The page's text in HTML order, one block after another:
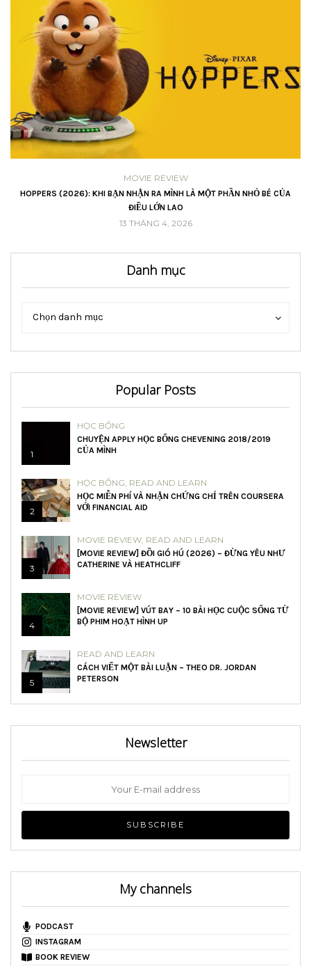
MOVIE REVIEW
HOPPERS (2026): KHI BẠN NHẬN RA MÌNH LÀ MỘT PHẦN NHỎ BÉ CỦA
ĐIỀU LỚN LAO
13 THÁNG 4, 2026
Danh mục
Chọn danh mục
Danh
Popular Posts
1
HỌC BỔNG
CHUYỆN APPLY HỌC BỔNG CHEVENING 2018/2019
CỦA MÌNH
2
HỌC BỔNG, READ AND LEARN
HỌC MIỄN PHÍ VÀ NHẬN CHỨNG CHỈ TRÊN COURSERA
VỚI FINANCIAL AID
3
MOVIE REVIEW, READ AND LEARN
[MOVIE REVIEW] ĐỒI GIÓ HÚ (2026) – ĐỪNG YÊU NHƯ
CATHERINE VÀ HEATHCLIFF
4
MOVIE REVIEW
[MOVIE REVIEW] VÚT BAY – 10 BÀI HỌC CUỘC SỐNG TỪ
BỘ PHIM HOẠT HÌNH UP
5
READ AND LEARN
CÁCH VIẾT MỘT BÀI LUẬN – THEO DR. JORDAN
PETERSON
Newsletter
My channels
PODCAST
INSTAGRAM
BOOK REVIEW